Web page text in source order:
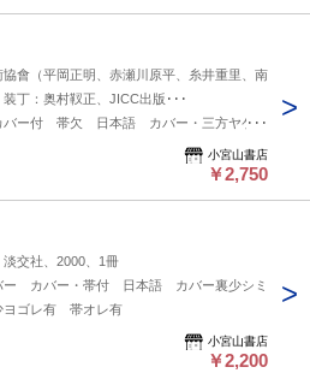
會（平岡正明、赤瀬川原平、糸井重里、南
丁：奥村靫正、JICC出版･･･
バー付 帯欠 日本語 カバー・三方ヤケ有
小宮山書店
￥2,750
交社、2000、1冊
カバー・帯付 日本語 カバー裏少シミ
ゴレ有 帯オレ有
小宮山書店
￥2,200